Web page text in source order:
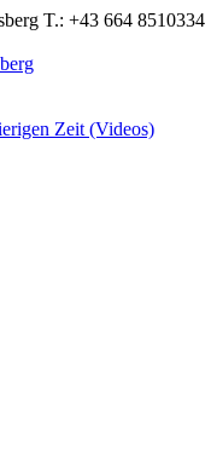
T.: +43 664 8510334
Zeit (Videos)